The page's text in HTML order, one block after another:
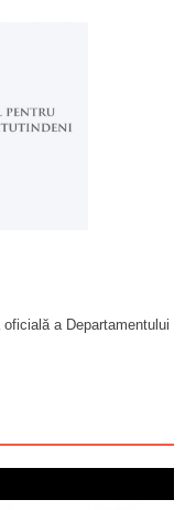
a Departamentului